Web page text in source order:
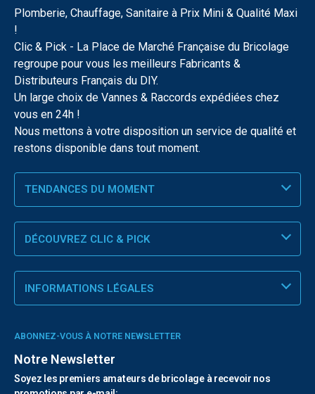
Plomberie, Chauffage, Sanitaire à Prix Mini & Qualité Maxi
!
Clic & Pick - La Place de Marché Française du Bricolage
regroupe pour vous les meilleurs Fabricants &
Distributeurs Français du DIY.
Un large choix de Vannes & Raccords expédiées chez
vous en 24h !
Nous mettons à votre disposition un service de qualité et
restons disponible dans tout moment.
TENDANCES DU MOMENT
DÉCOUVREZ CLIC & PICK
INFORMATIONS LÉGALES
ABONNEZ-VOUS À NOTRE NEWSLETTER
Notre Newsletter
Soyez les premiers amateurs de bricolage à recevoir nos